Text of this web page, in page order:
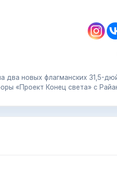
два новых флагманских 31,5-
«Проект Конец света» с